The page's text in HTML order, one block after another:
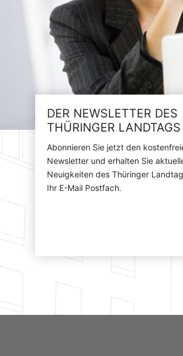
DER NEWSLETTER DES
THÜRINGER LANDTAGS
Abonnieren Sie jetzt den
Newsletter und erhalten Sie
Neuigkeiten des Thüringer
Ihr E-Mail Postfach.